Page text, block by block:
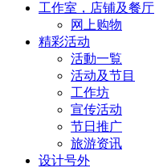
工作室，店铺及餐厅
网上购物
精彩活动
活動一覧
活动及节目
工作坊
宣传活动
节日推广
旅游资讯
设计号外